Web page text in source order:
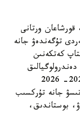
قورشاعان ورتانى
تۇگەندەۋ جانە
كەتكەنىن
جوسپار ازىرلەنبەك. جوبانىڭ مەرزىمى - 2025- 2026
جەتىسۋ جانە تۇركسىب
جىلى - مەدەۋ، بوستاندىق،